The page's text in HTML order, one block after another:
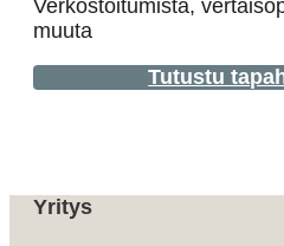
Verkostoitumista,
muuta
Tutustu
Yritys